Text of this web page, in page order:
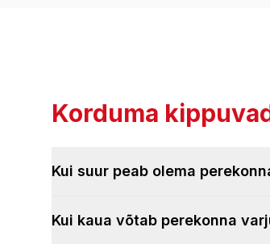
Korduma
Kui suur peab olema
Kui kaua võtab perekonna